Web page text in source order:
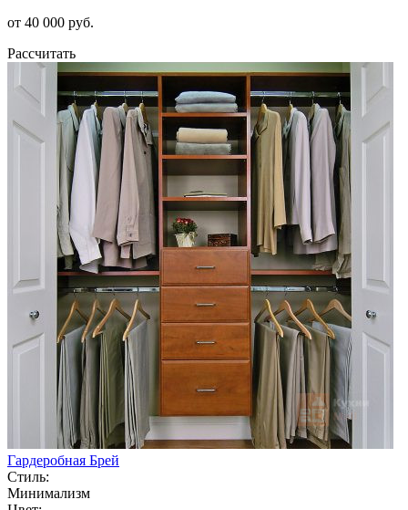
от 40 000 руб.
Рассчитать
Гардеробная Брей
Стиль:
Минимализм